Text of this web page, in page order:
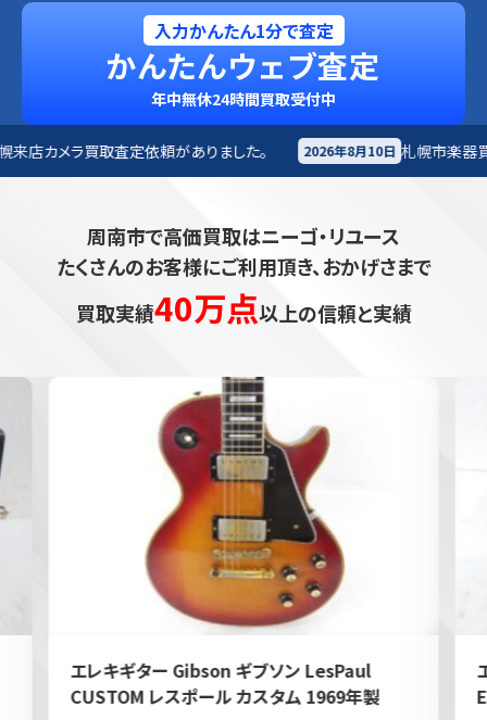
入力かんたん1分で査定
かんたんウェブ査定
年中無休24時間買取受付中
ありました。 2026年8月10日 札幌市 楽器買取査定依頼がありました
周南市で高価買取はニーゴ・リユース
たくさんのお客様にご利用頂き、おかげさまで
買取実績40万点以上の信頼と実績
エレキギター Gibson ギブソン LesPaul
CUSTOM レスポール カスタム 1969年製